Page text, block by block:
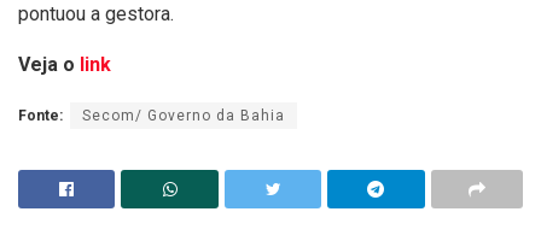
pontuou a gestora.
Veja o link
Fonte: Secom/ Governo da Bahia